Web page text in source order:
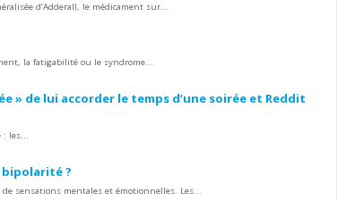
d’Adderall, le médicament sur...
la fatigabilité ou le syndrome...
» de lui accorder le temps d’une soirée et Reddit
: les...
?
sensations mentales et émotionnelles. Les...